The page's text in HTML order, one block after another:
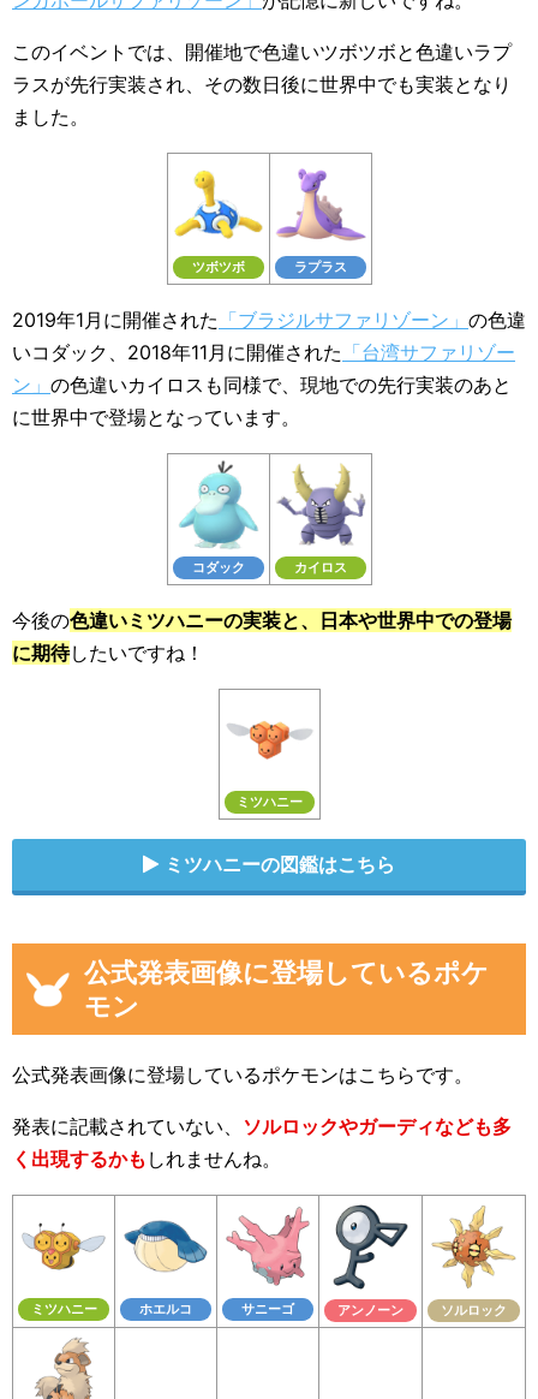
このイベントでは、開催地で色違いツボツボと色違いラプ
ラスが先行実装され、その数日後に世界中でも実装となり
ました。
ツボツボ ラプラス
2019年1月に開催された 「ブラジルサファリゾーン」 の色違
いコダック、2018年11月に開催された 「台湾サファリゾー
ン」 の色違いカイロスも同様で、現地での先行実装のあと
に世界中で登場となっています。
コダック カイロス
今後の色違いミツハニーの実装と、日本や世界中での登場
に期待したいですね！
ミツハニー
ミツハニーの図鑑はこちら
公式発表画像に登場しているポケ
モン
公式発表画像に登場しているポケモンはこちらです。
発表に記載されていない、 ソルロックやガーディなども多
く出現するかも しれませんね。
ミツハニー ホエルコ サニーゴ アンノーン ソルロック